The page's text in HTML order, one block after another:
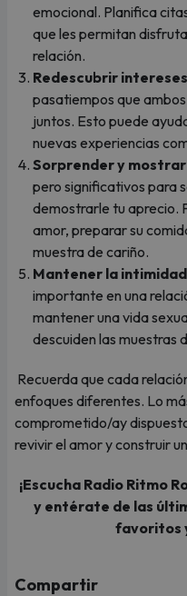
emocional. Planifica
que les permitan
relación.
Redescubrir
pasatiempos que
juntos. Esto puede
nuevas experiencias
Sorprender y
pero significativos para
demostrarle tu aprecio.
amor, preparar su
muestra de cariño.
Mantener la
importante en una
mantener una vida
descuiden las muestras
Recuerda que cada
enfoques diferentes. Lo
comprometido/ay
revivir el amor y construir
¡Escucha Radio Ritmo
y entérate de las
favoritos
Compartir